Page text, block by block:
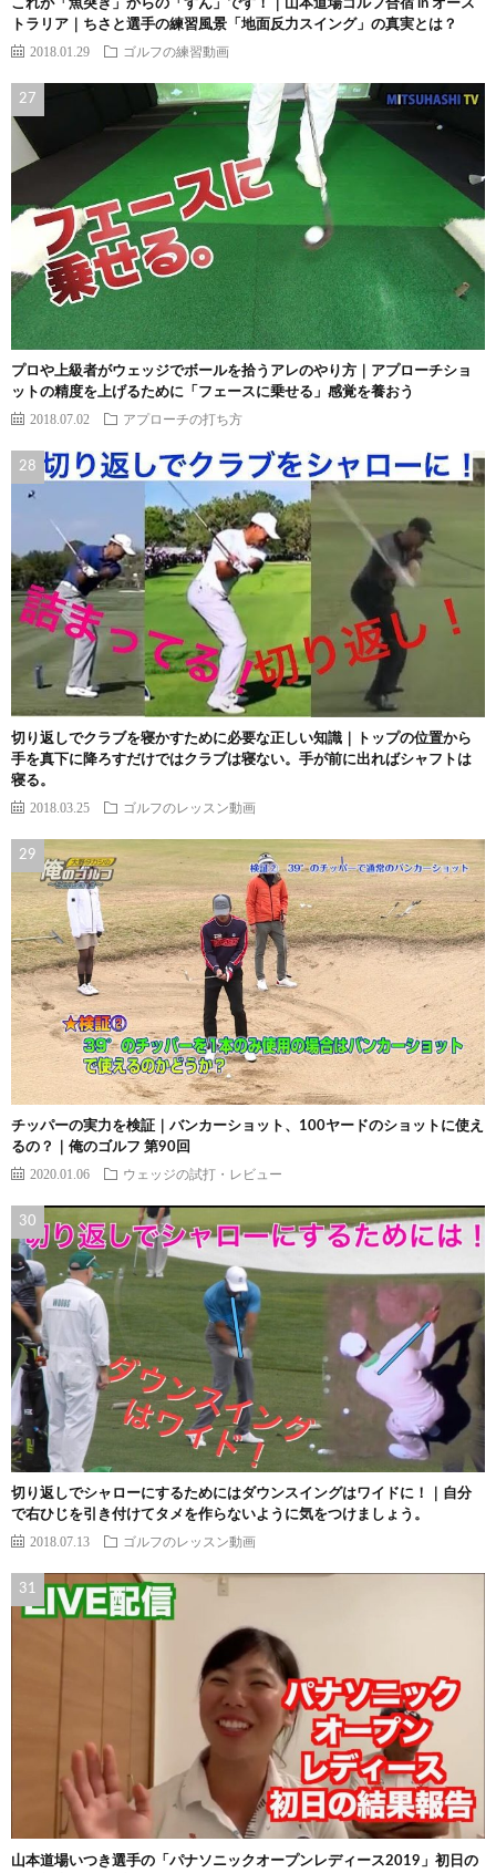
これが「魚突き」からの「すん」です！｜山本道場ゴルフ合宿 in オース
トラリア｜ちさと選手の練習風景「地面反力スイング」の真実とは？
2018.01.29 ゴルフの練習動画
プロや上級者がウェッジでボールを拾うアレのやり方｜アプローチショ
ットの精度を上げるために「フェースに乗せる」感覚を養おう
2018.07.02 アプローチの打ち方
切り返しでクラブを寝かすために必要な正しい知識｜トップの位置から
手を真下に降ろすだけではクラブは寝ない。手が前に出ればシャフトは
寝る。
2018.03.25 ゴルフのレッスン動画
チッパーの実力を検証｜バンカーショット、100ヤードのショットに使え
るの？｜俺のゴルフ 第90回
2020.01.06 ウェッジの試打・レビュー
切り返しでシャローにするためにはダウンスイングはワイドに！｜自分
で右ひじを引き付けてタメを作らないように気をつけましょう。
2018.07.13 ゴルフのレッスン動画
山本道場いつき選手の「パナソニックオープンレディース2019」初日の